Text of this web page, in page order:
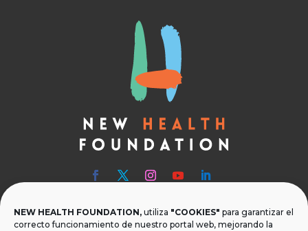
NEW HEALTH FOUNDATION, utiliza "COOKIES" para garantizar el
correcto funcionamiento de nuestro portal web, mejorando la
 Teléfono